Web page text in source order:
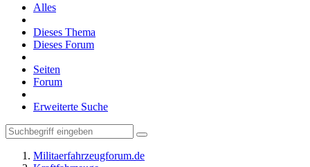
Alles
Dieses Thema
Dieses Forum
Seiten
Forum
Erweiterte Suche
Militaerfahrzeugforum.de